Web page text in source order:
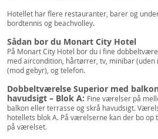
Hotellet har flere restauranter, barer og
bordtennis og beachvolley.
Sådan bor du Monart City Hotel
På Monart City Hotel bor du i fine
med aircondition, hårtørrer, tv, minibar (uden
(mod gebyr), og telefon.
Dobbeltværelse Superior med
havudsigt – Blok A: Fine værelser på
balkon eller terrasse og skrå havudsigt.
hotellets blok A. På værelserne kan der bo
på værelset.